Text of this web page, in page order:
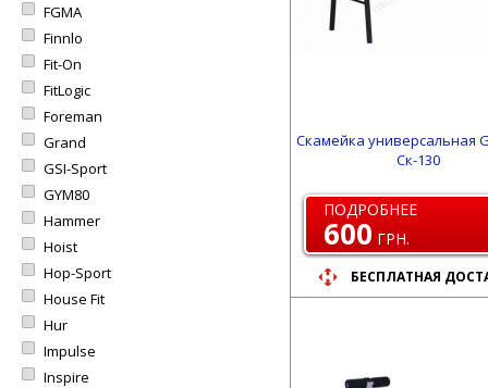
FGMA
Finnlo
Fit-On
FitLogic
Foreman
Grand
GSI-Sport
GYM80
Hammer
Hoist
Hop-Sport
House Fit
Hur
Impulse
Inspire
Скамейка универсальная
Ск-130
ПОДРОБНЕЕ
600 ГРН.
БЕСПЛАТНАЯ